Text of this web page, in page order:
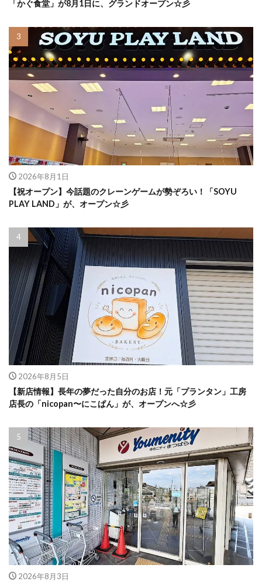
「かぐ食堂」が8月1日に、グランドオープン☆彡
2026年8月1日
【祝オープン】今話題のクレーンゲームが勢ぞろい！「SOYU
PLAY LAND」が、オープン☆彡
2026年8月5日
【新店情報】長年の夢だった自分のお店！元「プランタン」工房
店長の「nicopan〜にこぱん」が、オープンへ☆彡
2026年8月3日